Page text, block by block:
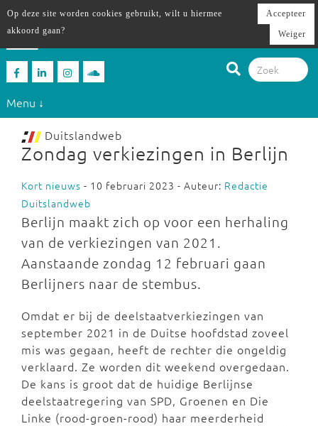
Menu ↓
Duitslandweb
Zondag verkiezingen in Berlijn
Kort nieuws - 10 februari 2023 - Auteur: Redactie
Duitslandweb
Berlijn maakt zich op voor een herhaling
van de verkiezingen van 2021.
Aanstaande zondag 12 februari gaan
Berlijners naar de stembus.
Omdat er bij de deelstaatverkiezingen van
september 2021 in de Duitse hoofdstad zoveel
mis was gegaan, heeft de rechter die ongeldig
verklaard. Ze worden dit weekend overgedaan.
De kans is groot dat de huidige Berlijnse
deelstaatregering van SPD, Groenen en Die
Linke (rood-groen-rood) haar meerderheid
Op deze site worden cookies gebruikt, wilt u hiermee
akkoord gaan?
Accepteer
Weiger